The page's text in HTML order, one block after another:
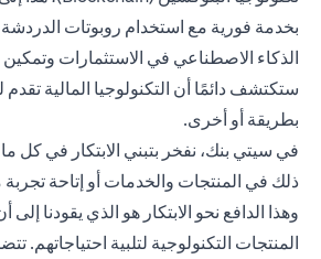
الذكاء الاصطناعي في الاستثمارات وتمكين
ستكتشف دائمًا أن التكنولوجيا المالية
بطريقة أو أخرى.
في سيتي بنك، نفخر بتبني الابتكار في كل
ذلك في المنتجات والخدمات أو إتاحة
وهذا الدافع نحو الابتكار هو الذي يقودنا إلى
المنتجات التكنولوجية لتلبية احتياجاتهم.